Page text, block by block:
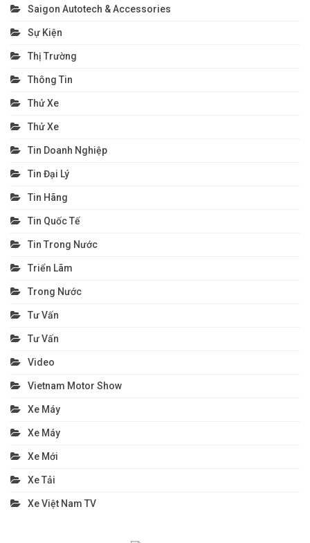
Saigon Autotech & Accessories
Sự Kiện
Thị Trường
Thông Tin
Thử Xe
Thử Xe
Tin Doanh Nghiệp
Tin Đại Lý
Tin Hãng
Tin Quốc Tế
Tin Trong Nước
Triển Lãm
Trong Nước
Tư Vấn
Tư Vấn
Video
Vietnam Motor Show
Xe Máy
Xe Máy
Xe Mới
Xe Tải
Xe Việt Nam TV